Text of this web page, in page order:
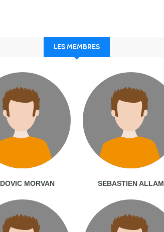
LES MEMBRES
MORVAN SEBASTIEN ALLAM